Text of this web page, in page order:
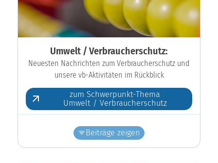
Umwelt / Verbraucherschutz:
Neuesten Nachrichten zum Verbraucherschutz und
unsere vb-Aktivitäten im Rückblick
zum Schwerpunkt-Thema
Umwelt / Verbraucherschutz
Beiträge zeigen